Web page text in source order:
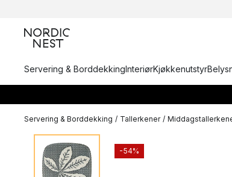
Servering & BorddekkingInteriørKjøkkenutstyr
Servering & Borddekking / Tallerkener /
-54%